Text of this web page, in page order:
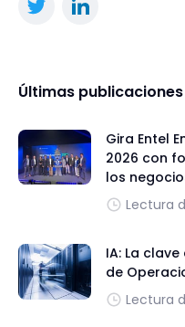
Últimas publicaciones
Gira Entel
2026 con
los
Lectura
IA: La
de
Lectura